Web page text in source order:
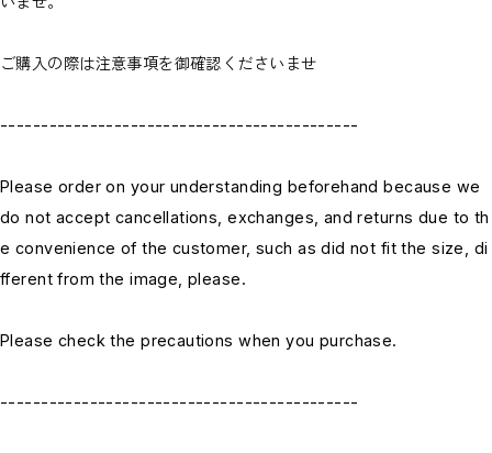
ご購入の際は注意事項を御確認くださいませ
--------------------------------------------
Please order on your understanding beforehand because we
do not accept cancellations, exchanges, and returns due to th
e convenience of the customer, such as did not fit the size, di
fferent from the image, please.
Please check the precautions when you purchase.
--------------------------------------------